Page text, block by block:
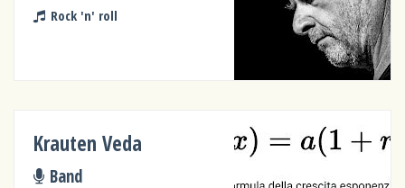
Rock 'n' roll
Krauten Veda
Band